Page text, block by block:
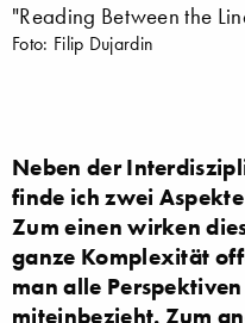
"Reading Between the
Foto: Filip Dujardin
Neben der
finde ich zwei
Zum einen wirken
ganze Komplexität
man alle
miteinbezieht. Zum